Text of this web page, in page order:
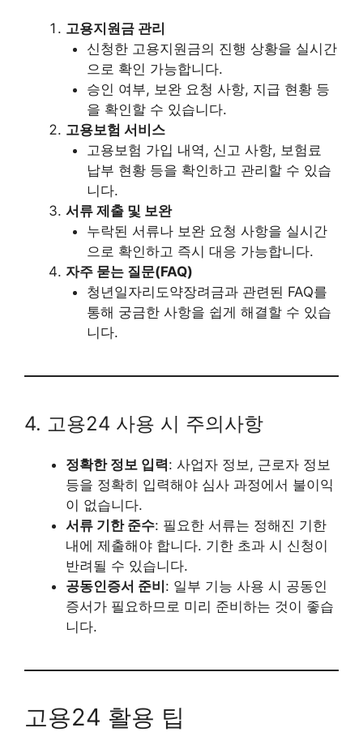
고용지원금 관리
신청한 고용지원금의 진행 상황을 실시간
으로 확인 가능합니다.
승인 여부, 보완 요청 사항, 지급 현황 등
을 확인할 수 있습니다.
고용보험 서비스
고용보험 가입 내역, 신고 사항, 보험료
납부 현황 등을 확인하고 관리할 수 있습
니다.
서류 제출 및 보완
누락된 서류나 보완 요청 사항을 실시간
으로 확인하고 즉시 대응 가능합니다.
자주 묻는 질문(FAQ)
청년일자리도약장려금과 관련된 FAQ를
통해 궁금한 사항을 쉽게 해결할 수 있습
니다.
4. 고용24 사용 시 주의사항
정확한 정보 입력: 사업자 정보, 근로자 정보
등을 정확히 입력해야 심사 과정에서 불이익
이 없습니다.
서류 기한 준수: 필요한 서류는 정해진 기한
내에 제출해야 합니다. 기한 초과 시 신청이
반려될 수 있습니다.
공동인증서 준비 : 일부 기능 사용 시 공동인
증서가 필요하므로 미리 준비하는 것이 좋습
니다.
고용24 활용 팁